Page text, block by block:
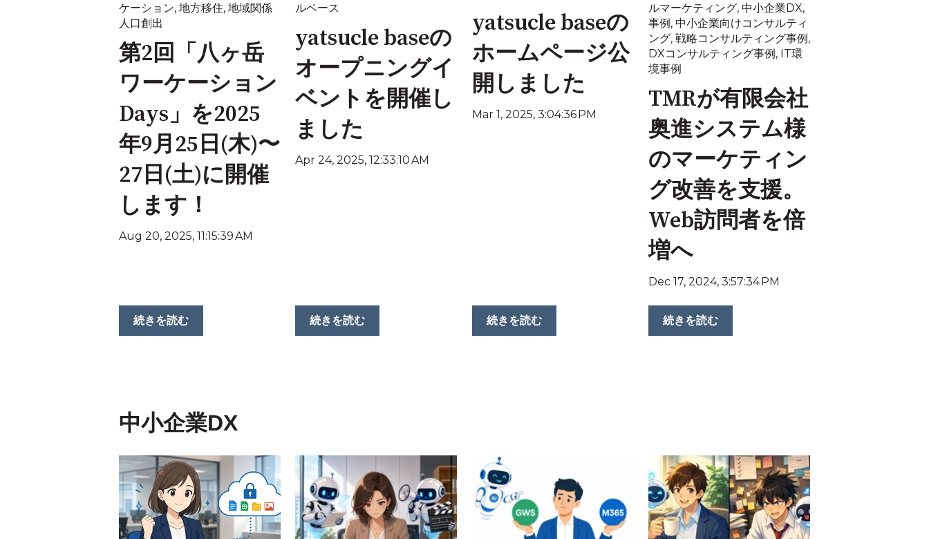
ケーション, 地方移住, 地域関係
人口創出
第2回「八ヶ岳
ワーケーション
Days」を2025
年9月25日(木)〜
27日(土)に開催
します！
Aug 20, 2025, 11:15:39 AM
続きを読む
ルベース
yatsucle baseの
オープニングイ
ベントを開催し
ました
Apr 24, 2025, 12:33:10 AM
続きを読む
yatsucle baseの
ホームページ公
開しました
Mar 1, 2025, 3:04:36 PM
続きを読む
ルマーケティング, 中小企業DX,
事例, 中小企業向けコンサルティ
ング, 戦略コンサルティング事例,
DXコンサルティング事例, IT環
境事例
TMRが有限会社
奥進システム様
のマーケティン
グ改善を支援。
Web訪問者を倍
増へ
Dec 17, 2024, 3:57:34 PM
続きを読む
中小企業DX